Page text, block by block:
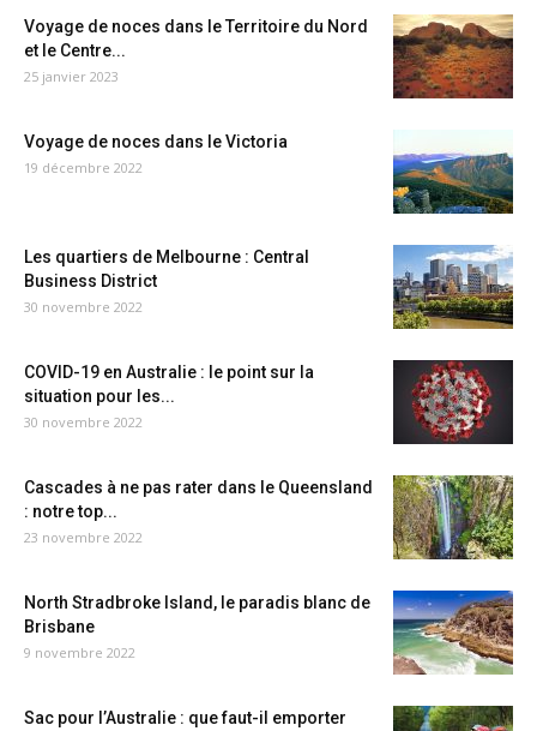
Voyage de noces dans le Territoire du Nord
et le Centre...
25 janvier 2023
Voyage de noces dans le Victoria
19 décembre 2022
Les quartiers de Melbourne : Central
Business District
30 novembre 2022
COVID-19 en Australie : le point sur la
situation pour les...
30 novembre 2022
Cascades à ne pas rater dans le Queensland
: notre top...
23 novembre 2022
North Stradbroke Island, le paradis blanc de
Brisbane
9 novembre 2022
Sac pour l’Australie : que faut-il emporter